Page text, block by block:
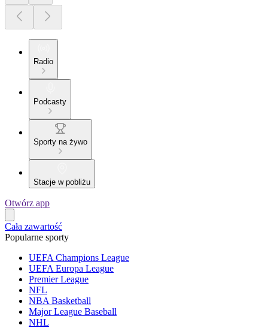
Radio
Podcasty
Sporty na żywo
Stacje w pobliżu
Otwórz app
Cała zawartość
Popularne sporty
UEFA Champions League
UEFA Europa League
Premier League
NFL
NBA Basketball
Major League Baseball
NHL